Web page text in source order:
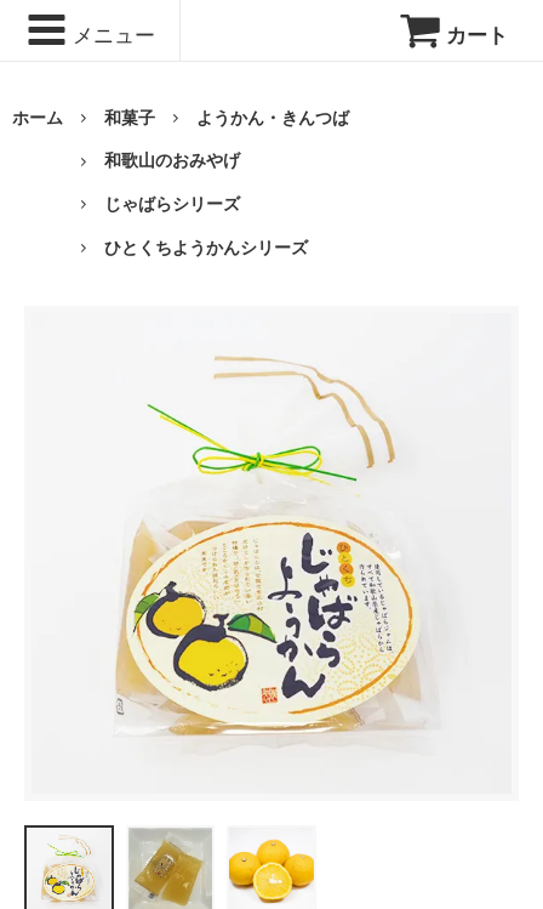
メニュー カート
ホーム 和菓子 ようかん・きんつば
和歌山のおみやげ
じゃばらシリーズ
ひとくちようかんシリーズ